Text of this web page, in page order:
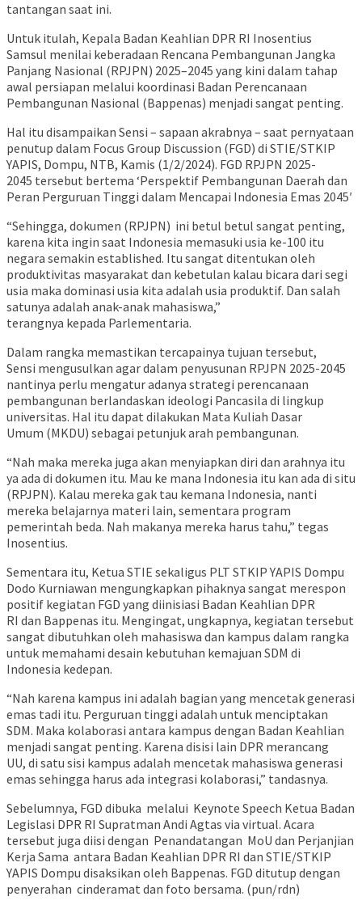
tantangan saat ini.
Untuk itulah, Kepala Badan Keahlian DPR RI Inosentius
Samsul menilai keberadaan Rencana Pembangunan Jangka
Panjang Nasional (RPJPN) 2025–2045 yang kini dalam tahap
awal persiapan melalui koordinasi Badan Perencanaan
Pembangunan Nasional (Bappenas) menjadi sangat penting.
Hal itu disampaikan Sensi – sapaan akrabnya – saat pernyataan
penutup dalam Focus Group Discussion (FGD) di STIE/STKIP
YAPIS, Dompu, NTB, Kamis (1/2/2024). FGD RPJPN 2025-
2045 tersebut bertema ‘Perspektif Pembangunan Daerah dan
Peran Perguruan Tinggi dalam Mencapai Indonesia Emas 2045′
“Sehingga, dokumen (RPJPN) ini betul betul sangat penting,
karena kita ingin saat Indonesia memasuki usia ke-100 itu
negara semakin established. Itu sangat ditentukan oleh
produktivitas masyarakat dan kebetulan kalau bicara dari segi
usia maka dominasi usia kita adalah usia produktif. Dan salah
satunya adalah anak-anak mahasiswa,”
terangnya kepada Parlementaria.
Dalam rangka memastikan tercapainya tujuan tersebut,
Sensi mengusulkan agar dalam penyusunan RPJPN 2025-2045
nantinya perlu mengatur adanya strategi perencanaan
pembangunan berlandaskan ideologi Pancasila di lingkup
universitas. Hal itu dapat dilakukan Mata Kuliah Dasar
Umum (MKDU) sebagai petunjuk arah pembangunan.
“Nah maka mereka juga akan menyiapkan diri dan arahnya itu
ya ada di dokumen itu. Mau ke mana Indonesia itu kan ada di situ
(RPJPN). Kalau mereka gak tau kemana Indonesia, nanti
mereka belajarnya materi lain, sementara program
pemerintah beda. Nah makanya mereka harus tahu,” tegas
Inosentius.
Sementara itu, Ketua STIE sekaligus PLT STKIP YAPIS Dompu
Dodo Kurniawan mengungkapkan pihaknya sangat merespon
positif kegiatan FGD yang diinisiasi Badan Keahlian DPR
RI dan Bappenas itu. Mengingat, ungkapnya, kegiatan tersebut
sangat dibutuhkan oleh mahasiswa dan kampus dalam rangka
untuk memahami desain kebutuhan kemajuan SDM di
Indonesia kedepan.
“Nah karena kampus ini adalah bagian yang mencetak generasi
emas tadi itu. Perguruan tinggi adalah untuk menciptakan
SDM. Maka kolaborasi antara kampus dengan Badan Keahlian
menjadi sangat penting. Karena disisi lain DPR merancang
UU, di satu sisi kampus adalah mencetak mahasiswa generasi
emas sehingga harus ada integrasi kolaborasi,” tandasnya.
Sebelumnya, FGD dibuka melalui Keynote Speech Ketua Badan
Legislasi DPR RI Supratman Andi Agtas via virtual. Acara
tersebut juga diisi dengan Penandatangan MoU dan Perjanjian
Kerja Sama antara Badan Keahlian DPR RI dan STIE/STKIP
YAPIS Dompu disaksikan oleh Bappenas. FGD ditutup dengan
penyerahan cinderamat dan foto bersama. (pun/rdn)